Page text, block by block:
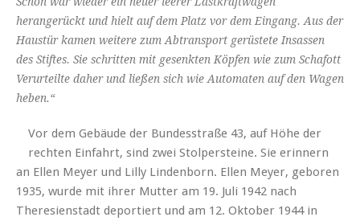
herangerückt und hielt auf dem Platz vor dem Eingang. Aus der
Haustür kamen weitere zum Abtransport gerüstete Insassen
des Stiftes. Sie schritten mit gesenkten Köpfen wie zum Schafott
Verurteilte daher und ließen sich wie Automaten auf den Wagen
heben.“
Vor dem Gebäude der Bundesstraße 43, auf Höhe der
rechten Einfahrt, sind zwei Stolpersteine. Sie erinnern
an Ellen Meyer und Lilly Lindenborn. Ellen Meyer, geboren
1935, wurde mit ihrer Mutter am 19. Juli 1942 nach
Theresienstadt deportiert und am 12. Oktober 1944 in